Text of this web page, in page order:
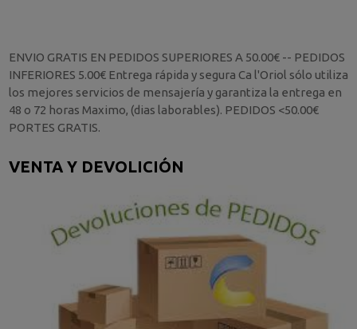
ENVIO GRATIS EN PEDIDOS SUPERIORES A 50.00€ -- PEDIDOS
INFERIORES 5.00€ Entrega rápida y segura Ca l'Oriol sólo utiliza
los mejores servicios de mensajería y garantiza la entrega en
48 o 72 horas Maximo, (dias laborables). PEDIDOS <50.00€
PORTES GRATIS.
VENTA Y DEVOLICIÓN